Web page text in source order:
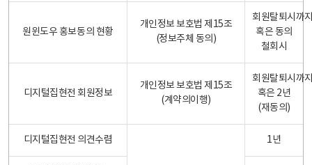
원윈도우 홍보동의 현황
개인정보 보호법 제15조
(정보주체 동의)
회원탈퇴시까
혹은 동의
철회시
디지털집현전 회원정보
개인정보 보호법 제15조
(계약의이행)
회원탈퇴시까
혹은 2년
(재동의)
디지털집현전 의견수렴 1년